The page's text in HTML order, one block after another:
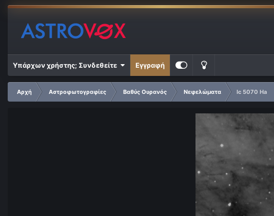
Υπάρχων χρήστης; Συνδεθείτε Εγγραφή
Αρχή Αστροφωτογραφίες Βαθύς Ουρανός Νεφελώματα
Ic 5070 Ha